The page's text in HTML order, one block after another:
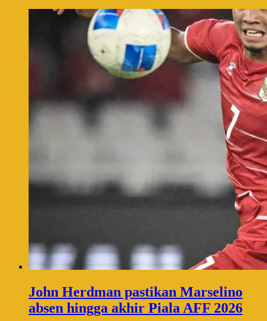
John Herdman pastikan Marselino
absen hingga akhir Piala AFF 2026